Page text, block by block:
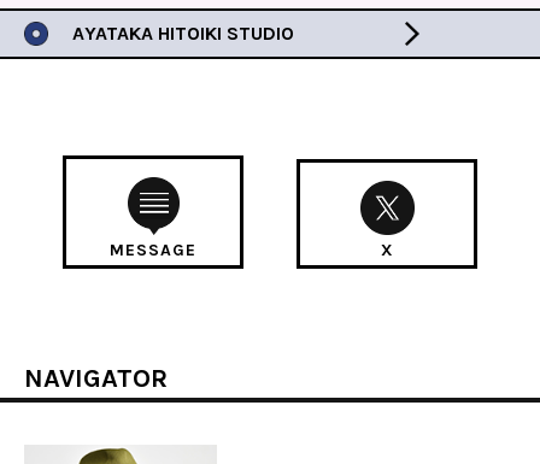
AYATAKA HITOIKI STUDIO
MESSAGE X
NAVIGATOR